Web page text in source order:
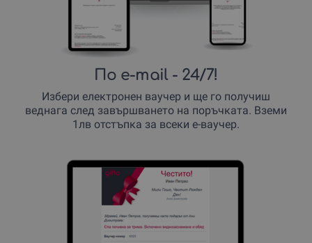
По e-mail- 24/7!
Избери електронен ваучер и ще го получиш
веднага след завършването на поръчката. Вземи
1лв отстъпка за всеки е-ваучер.